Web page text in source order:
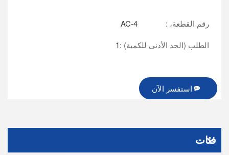
رقم القطعة، :
AC-4
الطلب (الحد الأدنى للكمية) :1
استفسر الآن
فئات